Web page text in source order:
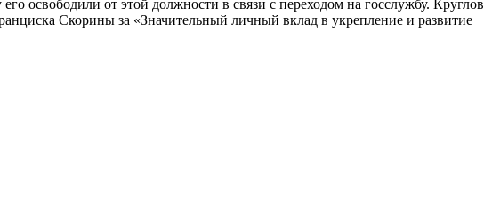
освободили от этой должности в связи с переходом на госслужбу. Круглов
Скорины за «Значительный личный вклад в укрепление и развитие